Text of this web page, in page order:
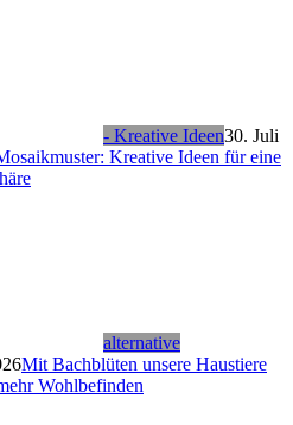
- Kreative Ideen30. Juli
Kreative Ideen für eine
alternative
Mit Bachblüten unsere Haustiere
Wohlbefinden